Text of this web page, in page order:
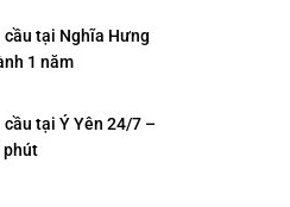
tại Nghĩa Hưng
1 năm
tại Ý Yên 24/7 –
phút